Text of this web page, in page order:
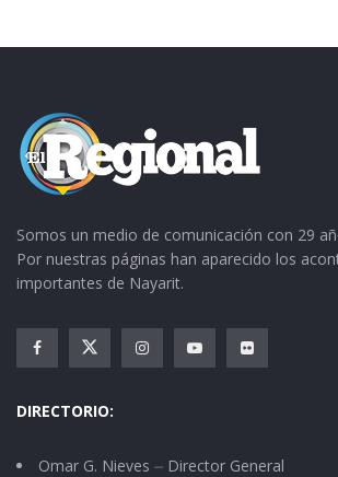
Somos un medio de comunicación con 29
Por nuestras páginas han aparecido los
importantes de Nayarit.
DIRECTORIO:
Omar G. Nieves ⏤ Director General